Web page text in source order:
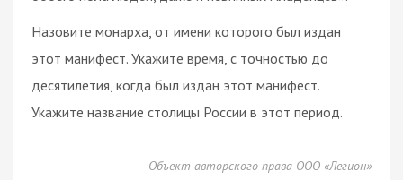
Назовите монарха, от имени которого был издан
этот манифест. Укажите время, с точностью до
десятилетия, когда был издан этот манифест.
Укажите название столицы России в этот период.
Объект авторского права ООО «Легион»